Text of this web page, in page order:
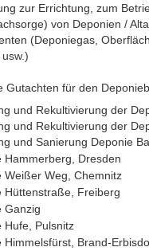
zur Errichtung, zum
von Deponien /
(Deponiegas,
Gutachten für den
und Rekultivierung der
und Rekultivierung der
und Sanierung Deponie
Hammerberg, Dresden
Weißer Weg, Chemnitz
Hüttenstraße, Freiberg
Ganzig
Hufe, Pulsnitz
Himmelsfürst, Brand-